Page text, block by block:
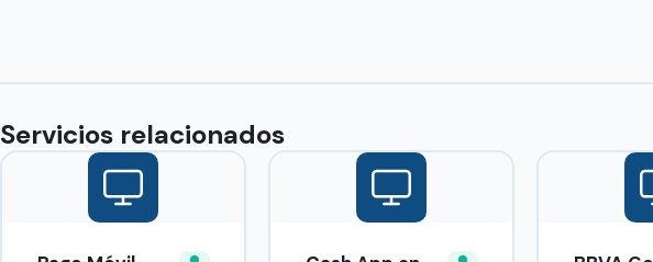
Servicios relacionados